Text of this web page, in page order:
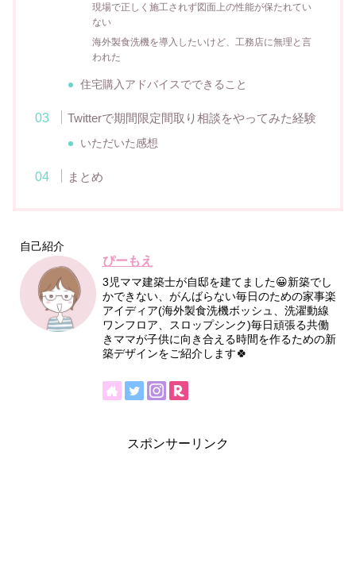
現場で正しく施工されず図面上の性能が保たれてい
ない
海外製食洗機を導入したいけど、工務店に無理と言
われた
住宅購入アドバイスでできること
Twitterで期間限定間取り相談をやってみた経験
いただいた感想
まとめ
自己紹介
ぴーもえ
3児ママ建築士が自邸を建てました😀新築でし
かできない、がんばらない毎日のための家事楽
アイディア(海外製食洗機ボッシュ、洗濯動線
ワンフロア、スロップシンク)毎日頑張る共働
きママが子供に向き合える時間を作るための新
築デザインをご紹介します🍀
スポンサーリンク